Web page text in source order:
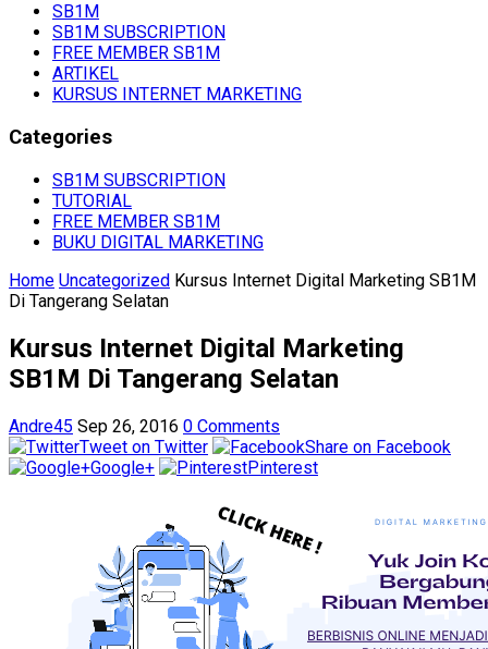
SB1M
SB1M SUBSCRIPTION
FREE MEMBER SB1M
ARTIKEL
KURSUS INTERNET MARKETING
Categories
SB1M SUBSCRIPTION
TUTORIAL
FREE MEMBER SB1M
BUKU DIGITAL MARKETING
Home Uncategorized Kursus Internet Digital Marketing SB1M
Di Tangerang Selatan
Kursus Internet Digital Marketing
SB1M Di Tangerang Selatan
Andre45 Sep 26, 2016 0 Comments
Tweet on Twitter
Share on Facebook
Google+
Pinterest